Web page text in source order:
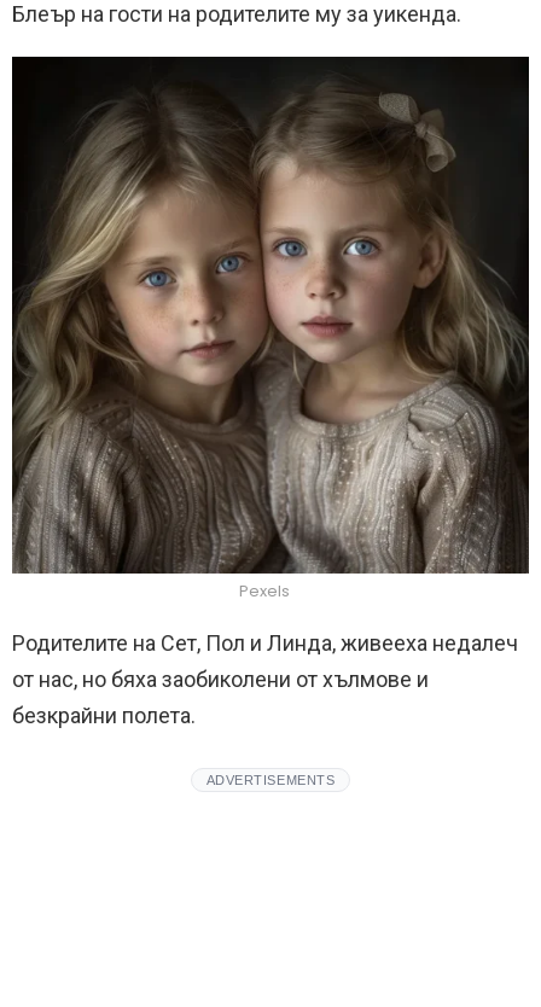
Блеър на гости на родителите му за уикенда.
Pexels
Родителите на Сет, Пол и Линда, живееха недалеч
от нас, но бяха заобиколени от хълмове и
безкрайни полета.
ADVERTISEMENTS